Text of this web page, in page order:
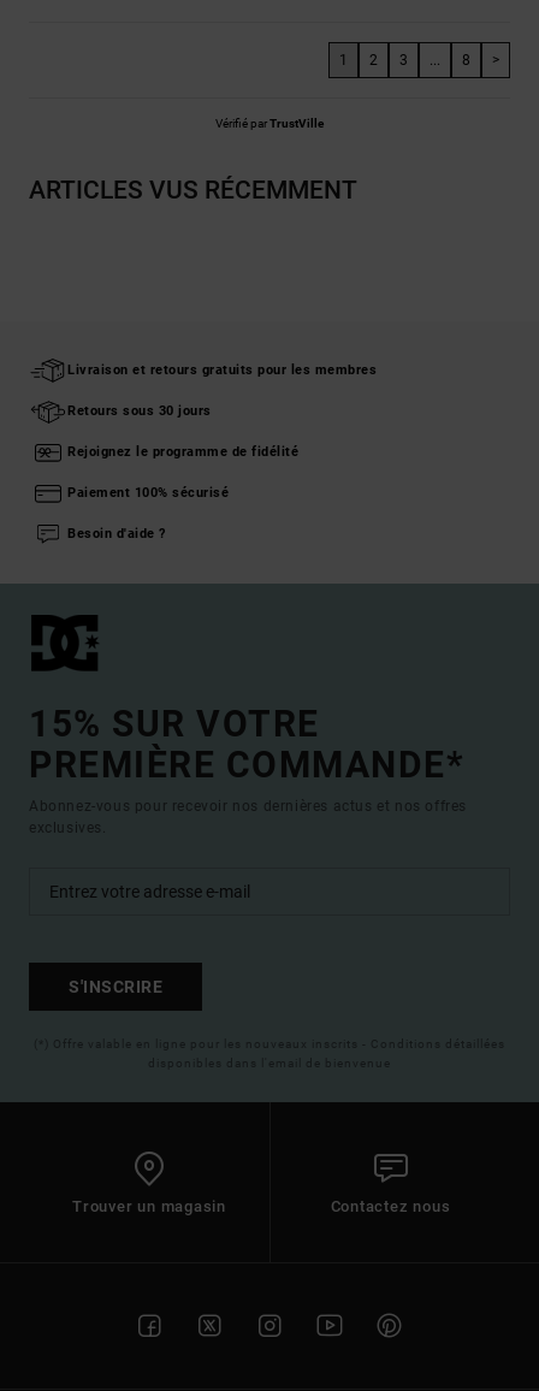
1 2 3 8 >
Vérifié parTrustVille
ARTICLES VUS RÉCEMMENT
Livraison et retours gratuits pour les membres
Retours sous 30 jours
Rejoignez le programme de fidélité
Paiement 100% sécurisé
Besoin d'aide ?
15% SUR VOTRE
PREMIÈRE COMMANDE*
Abonnez-vous pour recevoir nos dernières actus et nos offres
exclusives.
S'INSCRIRE
(*) Offre valable en ligne pour les nouveaux inscrits - Conditions détaillées
disponibles dans l'email de bienvenue
Trouver un magasin Contactez nous